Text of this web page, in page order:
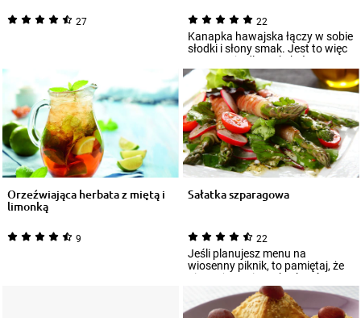
27 22
Kanapka hawajska łączy w sobie
słodki i słony smak. Jest to więc
propozycja dla tych, którym
taki...
Orzeźwiająca herbata z miętą i
limonką
9
Sałatka szparagowa
22
Jeśli planujesz menu na
wiosenny piknik, to pamiętaj, że
nie może w nim zabraknąć
sałatki z nowal...